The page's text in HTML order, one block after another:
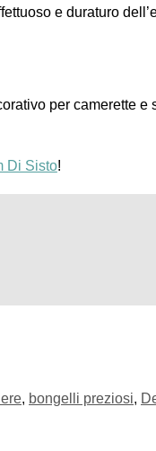
e duraturo
per camerette
Di Sisto!
, bongelli preziosi,